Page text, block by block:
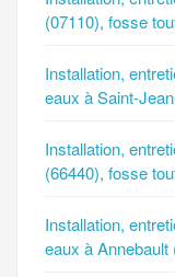
(07110), fosse
Installation,
eaux à Saint-
Installation,
(66440), fosse
Installation,
eaux à Annebault